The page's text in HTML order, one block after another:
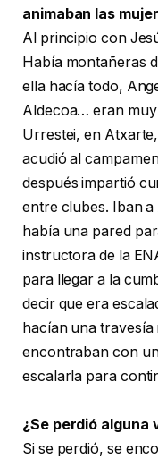
animaban las
Al principio con
Había montañeras
ella hacía todo,
Aldecoa… eran
Urrestei, en
acudió al
después impartió
entre clubes. Iban
había una pared
instructora de la
para llegar a la
decir que era
hacían una travesía
encontraban con
escalarla para
¿Se perdió alguna
Si se perdió, se